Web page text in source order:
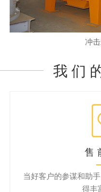
冲
我 们
售
当好客户的参谋和助
得丰